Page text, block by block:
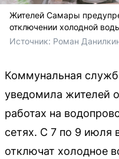
Жителей Самары
отключении холодной
Источник: Роман
Коммунальная
уведомила жителей
работах на
сетях. С 7 по 9 июля
отключат холодное